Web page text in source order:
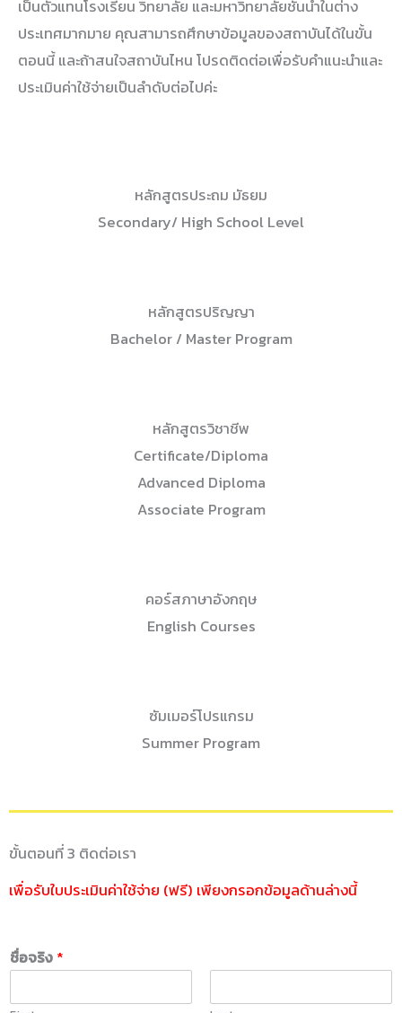
เป็นตัวแทนโรงเรียน วิทยาลัย และมหาวิทยาลัยชั้นนำในต่าง
ประเทศมากมาย คุณสามารถศึกษาข้อมูลของสถาบันได้ในขั้น
ตอนนี้ และถ้าสนใจสถาบันไหน โปรดติดต่อเพื่อรับคำแนะนำและ
ประเมินค่าใช้จ่ายเป็นลำดับต่อไปค่ะ
หลักสูตรประถม มัธยม
Secondary/ High School Level
หลักสูตรปริญญา
Bachelor / Master Program
หลักสูตรวิชาชีพ
Certificate/Diploma
Advanced Diploma
Associate Program
คอร์สภาษาอังกฤษ
English Courses
ซัมเมอร์โปรแกรม
Summer Program
ขั้นตอนที่ 3 ติดต่อเรา
เพื่อรับใบประเมินค่าใช้จ่าย (ฟรี) เพียงกรอกข้อมูลด้านล่างนี้
ชื่อจริง *